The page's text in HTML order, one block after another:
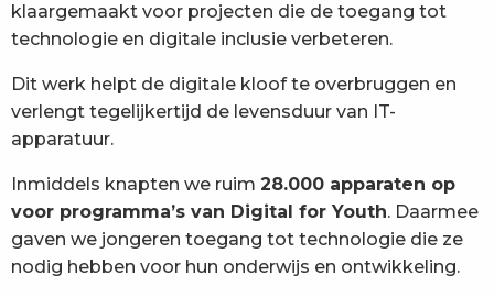
klaargemaakt voor projecten die de toegang tot
technologie en digitale inclusie verbeteren.
Dit werk helpt de digitale kloof te overbruggen en
verlengt tegelijkertijd de levensduur van IT-
apparatuur.
Inmiddels knapten we ruim 28.000 apparaten op
voor programma’s van Digital for Youth. Daarmee
gaven we jongeren toegang tot technologie die ze
nodig hebben voor hun onderwijs en ontwikkeling.